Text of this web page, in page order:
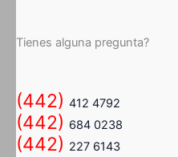
Tienes alguna pregunta?
(442) 412 4792
(442) 684 0238
(442) 227 6143